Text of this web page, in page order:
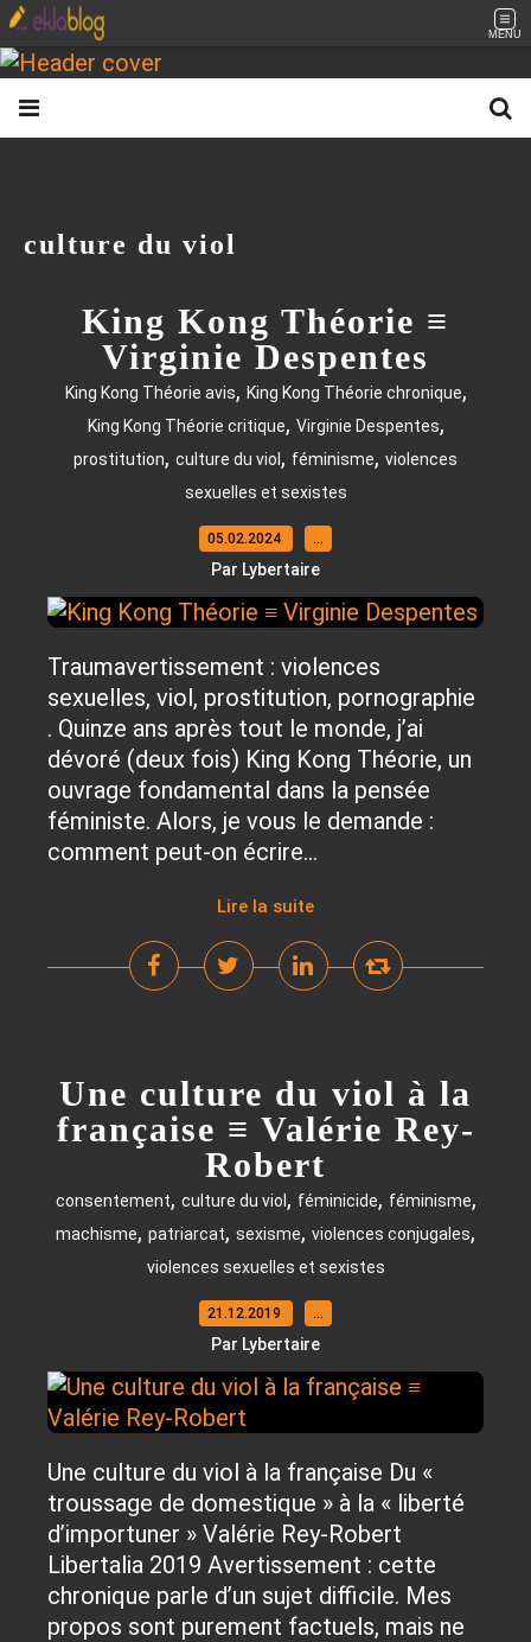
MENU
culture du viol
King Kong Théorie ≡
Virginie Despentes
King Kong Théorie avis, King Kong Théorie chronique,
King Kong Théorie critique, Virginie Despentes,
prostitution, culture du viol , féminisme, violences
sexuelles et sexistes
05.02.2024 …
Par Lybertaire
Traumavertissement : violences
sexuelles, viol, prostitution, pornographie
. Quinze ans après tout le monde, j’ai
dévoré (deux fois) King Kong Théorie, un
ouvrage fondamental dans la pensée
féministe. Alors, je vous le demande :
comment peut-on écrire...
Lire la suite
Une culture du viol à la
française ≡ Valérie Rey-
Robert
consentement, culture du viol , féminicide, féminisme,
machisme, patriarcat, sexisme, violences conjugales,
violences sexuelles et sexistes
21.12.2019 …
Par Lybertaire
Une culture du viol à la française Du «
troussage de domestique » à la « liberté
d’importuner » Valérie Rey-Robert
Libertalia 2019 Avertissement : cette
chronique parle d’un sujet difficile. Mes
propos sont purement factuels, mais ne